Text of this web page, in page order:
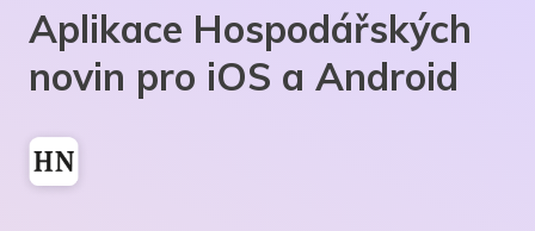
Aplikace Hospodářských
novin pro iOS a Android